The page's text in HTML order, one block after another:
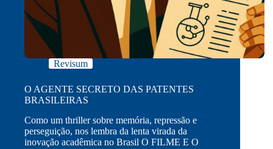
Revisum
O AGENTE SECRETO DAS PATENTES
BRASILEIRAS
Como um thriller sobre memória, repressão e
perseguição, nos lembra da lenta virada da
inovação acadêmica no Brasil O FILME E O